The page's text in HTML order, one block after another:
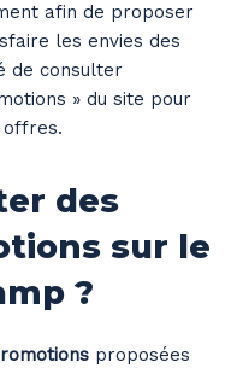
afin de proposer
les envies des
de consulter
» du site pour
offres.
des
sur le
?
proposées